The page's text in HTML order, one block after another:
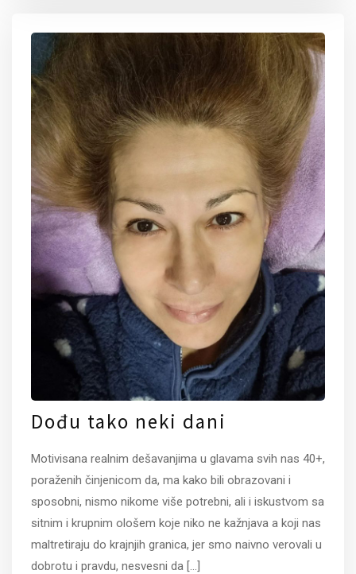
Dođu tako neki dani
Motivisana realnim dešavanjima u glavama svih nas 40+,
poraženih činjenicom da, ma kako bili obrazovani i
sposobni, nismo nikome više potrebni, ali i iskustvom sa
sitnim i krupnim ološem koje niko ne kažnjava a koji nas
maltretiraju do krajnjih granica, jer smo naivno verovali u
dobrotu i pravdu, nesvesni da [...]